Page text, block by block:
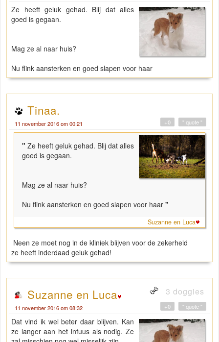
Ze heeft geluk gehad. Blij dat alles
goed is gegaan.
Mag ze al naar huis?
Nu flink aansterken en goed slapen voor haar
Tinaa.
11 november 2016 om 00:21 " quote "
+0
"Ze heeft geluk gehad. Blij dat alles
goed is gegaan.
Mag ze al naar huis?
Nu flink aansterken en goed slapen voor haar "
Suzanne en Luca
Neen ze moet nog in de kliniek blijven voor de zekerheid
ze heeft inderdaad geluk gehad!
Suzanne en Luca 3 doggies
11 november 2016 om 08:32 " quote "
+0
Dat vind ik wel beter daar blijven. Kan
ze langer aan het infuus als nodig. Ze